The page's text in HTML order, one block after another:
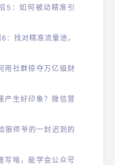
5：如何被动精准引
：找对精准流量池，
用社群掠夺万亿级财
产生好印象？微信营
狼师爷的一封迟到的
写啥，能学会公众号